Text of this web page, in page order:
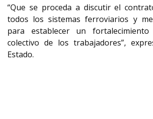
“Que se proceda a discutir el
todos los sistemas ferroviarios y
para establecer un
colectivo de los trabajadores”,
Estado.